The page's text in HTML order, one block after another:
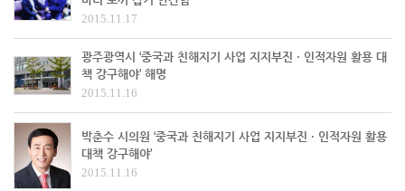
2015.11.17
광주광역시 ‘중국과 친해지기 사업 지지부진 · 인적자원 활용 대
책 강구해야’ 해명
2015.11.16
박춘수 시의원 ‘중국과 친해지기 사업 지지부진 · 인적자원 활용
대책 강구해야’
2015.11.16